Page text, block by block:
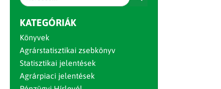
KATEGÓRIÁK
Könyvek
Agrárstatisztikai zsebkönyv
Statisztikai jelentések
Agrárpiaci jelentések